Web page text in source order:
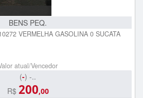
BENS PEQ.
VERMELHA GASOLINA 0 SUCATA
atual/Vencedor
(-) -..
R$ 200,00